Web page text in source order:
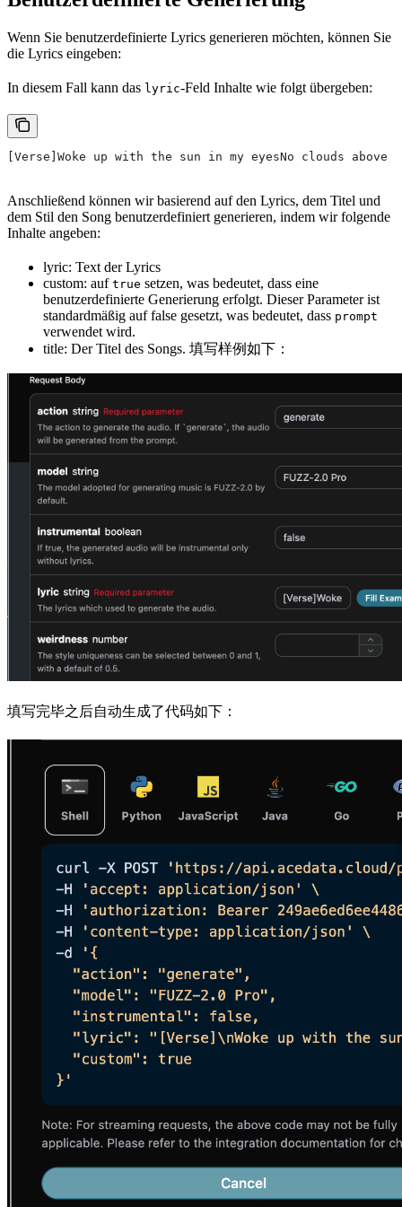
Wenn Sie benutzerdefinierte Lyrics generieren möchten, können Sie
die Lyrics eingeben:
In diesem Fall kann das lyric-Feld Inhalte wie folgt übergeben:
[Verse]Woke up with the sun in my eyesNo clouds
Anschließend können wir basierend auf den Lyrics, dem Titel und
dem Stil den Song benutzerdefiniert generieren, indem wir folgende
Inhalte angeben:
lyric: Text der Lyrics
custom: auf true setzen, was bedeutet, dass eine
benutzerdefinierte Generierung erfolgt. Dieser Parameter ist
standardmäßig auf false gesetzt, was bedeutet, dass prompt
verwendet wird.
title: Der Titel des Songs. 填写样例如下：
填写完毕之后自动生成了代码如下：